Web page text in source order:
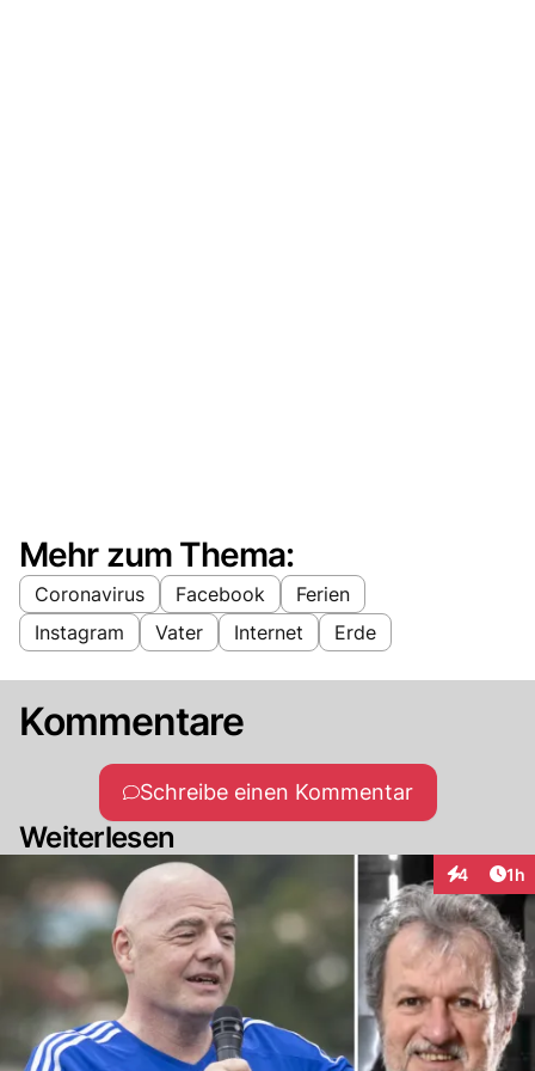
Mehr zum Thema:
Coronavirus Facebook
Ferien
Instagram
Vater Internet Erde
Kommentare
Schreibe einen Kommentar
Weiterlesen
4 1h